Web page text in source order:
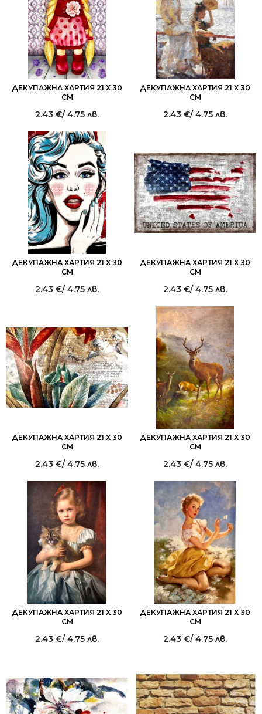
ДЕКУПАЖНА ХАРТИЯ 21 Х 30
СМ
2.43 €/ 4.75 лв.
ДЕКУПАЖНА ХАРТИЯ 21 Х 30
СМ
2.43 €/ 4.75 лв.
ДЕКУПАЖНА ХАРТИЯ 21 Х 30
СМ
2.43 €/ 4.75 лв.
ДЕКУПАЖНА ХАРТИЯ 21 Х 30
СМ
2.43 €/ 4.75 лв.
ДЕКУПАЖНА ХАРТИЯ 21 Х 30
СМ
2.43 €/ 4.75 лв.
ДЕКУПАЖНА ХАРТИЯ 21 Х 30
СМ
2.43 €/ 4.75 лв.
ДЕКУПАЖНА ХАРТИЯ 21 Х 30
СМ
2.43 €/ 4.75 лв.
ДЕКУПАЖНА ХАРТИЯ 21 Х 30
СМ
2.43 €/ 4.75 лв.